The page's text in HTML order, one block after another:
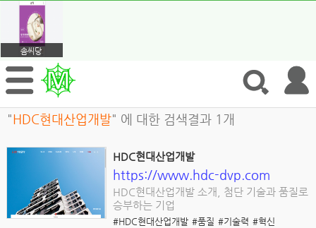
솜씨당
"HDC현대산업개발" 에 대한 검색결과 1개
HDC현대산업개발
https://www.hdc-dvp.com
HDC현대산업개발 소개, 첨단 기술과 품질로
승부하는 기업
#HDC현대산업개발 #품질 #기술력 #혁신